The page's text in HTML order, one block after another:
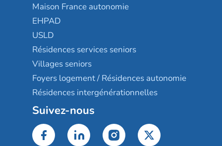
Maison France autonomie
EHPAD
USLD
Résidences services seniors
Villages seniors
Foyers logement / Résidences autonomie
Résidences intergénérationnelles
Suivez-nous